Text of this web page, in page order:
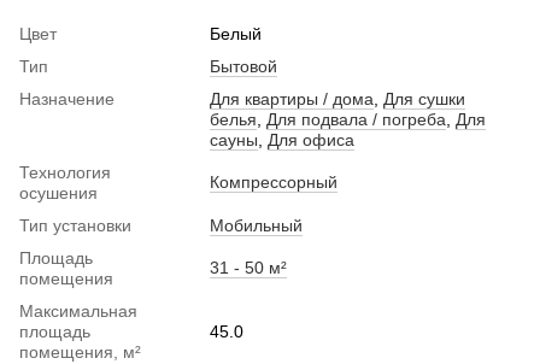
Цвет
Белый
Тип
Бытовой
Назначение
Для квартиры / дома
Для сушки
белья
Для подвала / погреба
Для
сауны
Для офиса
Технология
осушения
Компрессорный
Тип установки
Мобильный
Площадь
помещения
31 - 50 м²
Максимальная
площадь
помещения, м²
45.0